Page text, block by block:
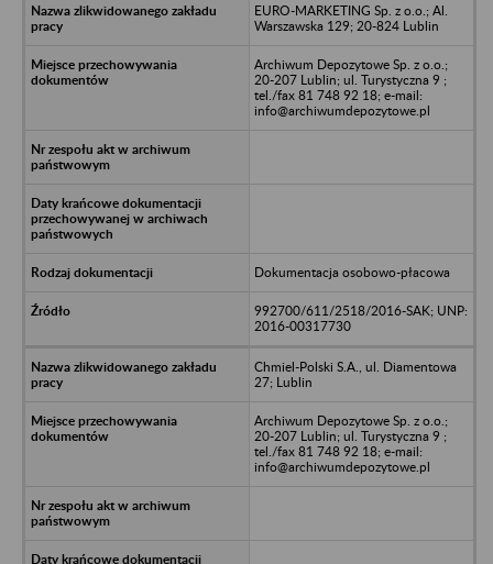
EURO-MARKETING Sp. z o.o.; Al.
Warszawska 129; 20-824 Lublin
Archiwum Depozytowe Sp. z o.o.;
20-207 Lublin; ul. Turystyczna 9 ;
tel./fax 81 748 92 18; e-mail:
info@archiwumdepozytowe.pl
Dokumentacja osobowo-płacowa
992700/611/2518/2016-SAK; UNP:
2016-00317730
Chmiel-Polski S.A., ul. Diamentowa
27; Lublin
Archiwum Depozytowe Sp. z o.o.;
20-207 Lublin; ul. Turystyczna 9 ;
tel./fax 81 748 92 18; e-mail:
info@archiwumdepozytowe.pl